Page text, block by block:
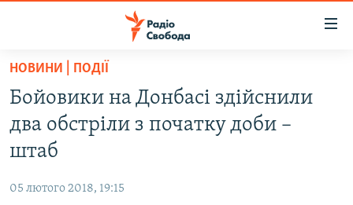
Перейти
основного
матеріалу
Перейти
до
основної
РАДІО СВОБОДА – 70 РОКІВ
ВСЕ ЗА ДОБУ
СТАТТІ
РОСІЙСЬКА «ФІЛЬТРАЦІЯ»
НОВИНИ | ПОДІЇ
Бойовики на Донбасі здійснили
два обстріли з початку доби –
штаб
05 лютого 2018, 19:15